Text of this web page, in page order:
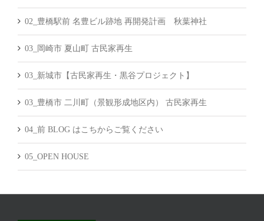
02_豊橋駅前 名豊ビル跡地 再開発計画 秋葉神社
03_岡崎市 夏山町 古民家再生
03_新城市【古民家再生・黒谷プロジェクト】
03_豊橋市 二川町（景観形成地区内） 古民家再生
04_前 BLOG はこちからご覧ください
05_OPEN HOUSE